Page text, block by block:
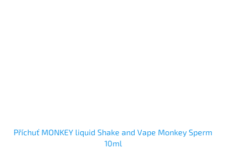
Příchuť MONKEY liquid Shake and Vape Monkey Sperm
10ml